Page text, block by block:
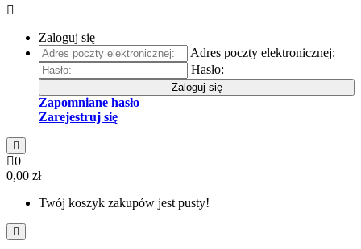
Zaloguj się
Adres poczty elektronicznej:
Hasło:
Zaloguj się
Zapomniane hasło
Zarejestruj się
0
0,00 zł
Twój koszyk zakupów jest pusty!